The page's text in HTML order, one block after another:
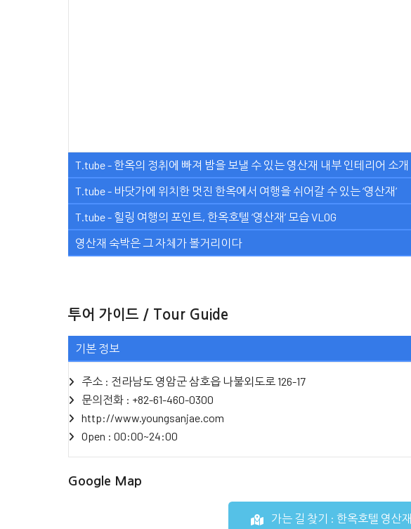
T.tube - 한옥의 정취에 빠져 밤을 보낼 수 있는 영산재 내부 인테리어 소개
T.tube - 바닷가에 위치한 멋진 한옥에서 여행을 쉬어갈 수 있는 ‘영산재’
T.tube - 힐링 여행의 포인트, 한옥호텔 ‘영산재’ 모습 VLOG
영산재 숙박은 그 자체가 볼거리이다
투어 가이드 / Tour Guide
기본 정보
주소 : 전라남도 영암군 삼호읍 나불외도로 126-17
문의전화 : +82-61-460-0300
http://www.youngsanjae.com
Open : 00:00~24:00
Google Map
가는 길 찾기 : 한옥호텔 영산재